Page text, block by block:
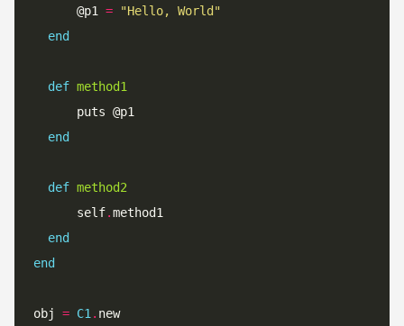
      @p1
= "Hello, World "
end
def method1
      puts @p1
end
def method2
      self
.method1
end
end
obj = C1. new